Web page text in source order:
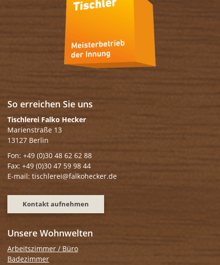
So erreichen Sie uns
Tischlerei Falko Hecker
Marienstraße 13
13127 Berlin
Fon: +49 (0)30 48 62 62 88
Fax: +49 (0)30 47 59 98 44
E-mail: tischlerei@falkohecker.de
Kontakt aufnehmen
Unsere Wohnwelten
Arbeitszimmer / Büro
Badezimmer